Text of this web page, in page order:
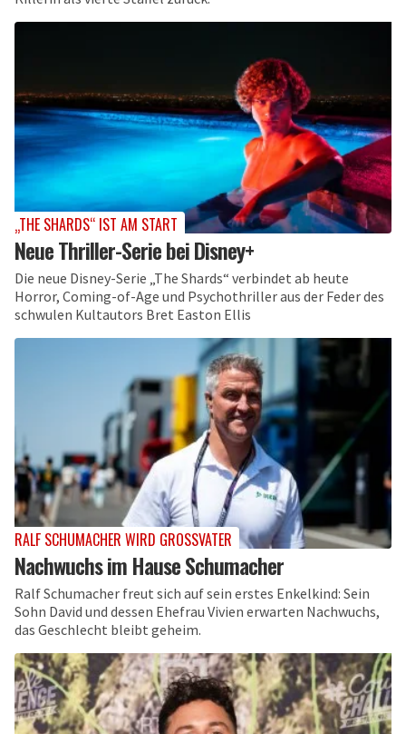
„THE SHARDS“ IST AM START
Neue Thriller-Serie bei Disney+
Die neue Disney-Serie „The Shards“ verbindet ab heute
Horror, Coming-of-Age und Psychothriller aus der Feder des
schwulen Kultautors Bret Easton Ellis
RALF SCHUMACHER WIRD GROSSVATER
Nachwuchs im Hause Schumacher
Ralf Schumacher freut sich auf sein erstes Enkelkind: Sein
Sohn David und dessen Ehefrau Vivien erwarten Nachwuchs,
das Geschlecht bleibt geheim.